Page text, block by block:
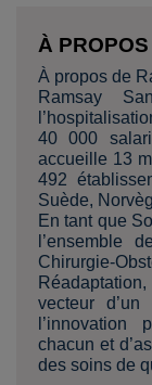
À
À propos de
Ramsay
40 000
accueille 13
492
Suède,
En tant que
l’ensemble
Chirurgie-
vecteur
l’innovation
chacun et
des soins de